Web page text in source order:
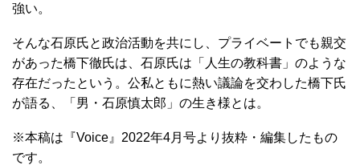
強い。
そんな石原氏と政治活動を共にし、プライベートでも親交
があった橋下徹氏は、石原氏は「人生の教科書」のような
存在だったという。公私ともに熱い議論を交わした橋下氏
が語る、「男・石原慎太郎」の生き様とは。
※本稿は『Voice』2022年4⽉号より抜粋・編集したもの
です。